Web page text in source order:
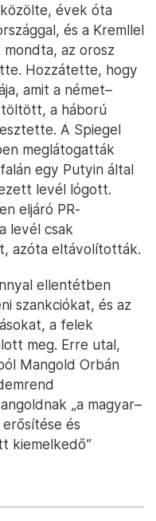
évek óta
és a Kremllel
az orosz
Hozzátette, hogy
amit a német–
a háború
A Spiegel
meglátogatták
egy Putyin által
levél lógott.
eljáró PR-
levél csak
azóta eltávolították.
ellentétben
szankciókat, és az
a felek
meg. Erre utal,
Mangold Orbán
„a magyar–
és
kiemelkedő”